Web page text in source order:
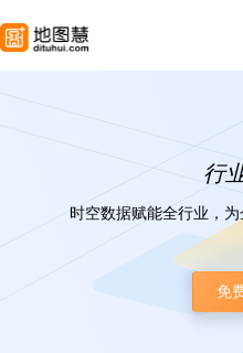
行
时空数据赋能全行业，
免